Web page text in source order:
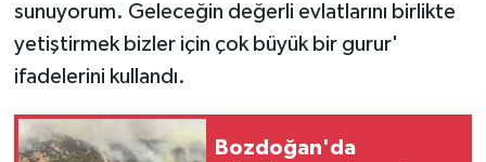
sunuyorum. Geleceğin değerli evlatlarını birlikte
yetiştirmek bizler için çok büyük bir gurur'
ifadelerini kullandı.
Bozdoğan'da